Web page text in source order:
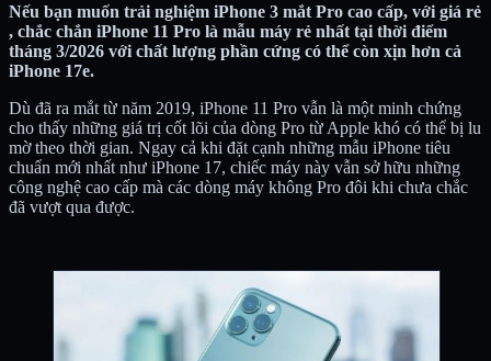
Nếu bạn muốn trải nghiệm iPhone 3 mắt Pro cao cấp, với giá rẻ
, chắc chắn iPhone 11 Pro là mẫu máy rẻ nhất tại thời điểm
tháng 3/2026 với chất lượng phần cứng có thể còn xịn hơn cả
iPhone 17e.
Dù đã ra mắt từ năm 2019, iPhone 11 Pro vẫn là một minh chứng
cho thấy những giá trị cốt lõi của dòng Pro từ Apple khó có thể bị lu
mờ theo thời gian. Ngay cả khi đặt cạnh những mẫu iPhone tiêu
chuẩn mới nhất như iPhone 17, chiếc máy này vẫn sở hữu những
công nghệ cao cấp mà các dòng máy không Pro đôi khi chưa chắc
đã vượt qua được.